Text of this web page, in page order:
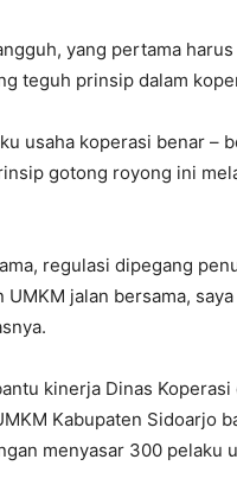
yang pertama
teguh prinsip dalam
usaha koperasi benar –
gotong royong ini
regulasi dipegang
jalan bersama,
kinerja Dinas
Kabupaten Sidoarjo
menyasar 300 pelaku